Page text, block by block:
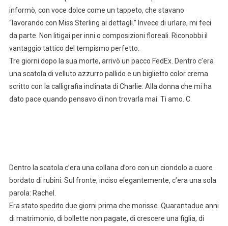
informò, con voce dolce come un tappeto, che stavano
“lavorando con Miss Sterling ai dettagli.” Invece di urlare, mi feci
da parte. Non litigai per inni o composizioni floreali. Riconobbi il
vantaggio tattico del tempismo perfetto.
Tre giorni dopo la sua morte, arrivò un pacco FedEx. Dentro c’era
una scatola di velluto azzurro pallido e un biglietto color crema
scritto con la calligrafia inclinata di Charlie: Alla donna che mi ha
dato pace quando pensavo di non trovarla mai. Ti amo. C.
Dentro la scatola c’era una collana d’oro con un ciondolo a cuore
bordato di rubini. Sul fronte, inciso elegantemente, c’era una sola
parola: Rachel.
Era stato spedito due giorni prima che morisse. Quarantadue anni
di matrimonio, di bollette non pagate, di crescere una figlia, di